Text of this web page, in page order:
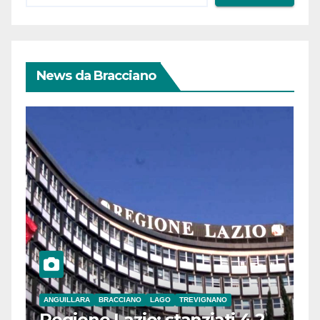
News da Bracciano
ANGUILLARA BRACCIANO LAGO TREVIGNANO